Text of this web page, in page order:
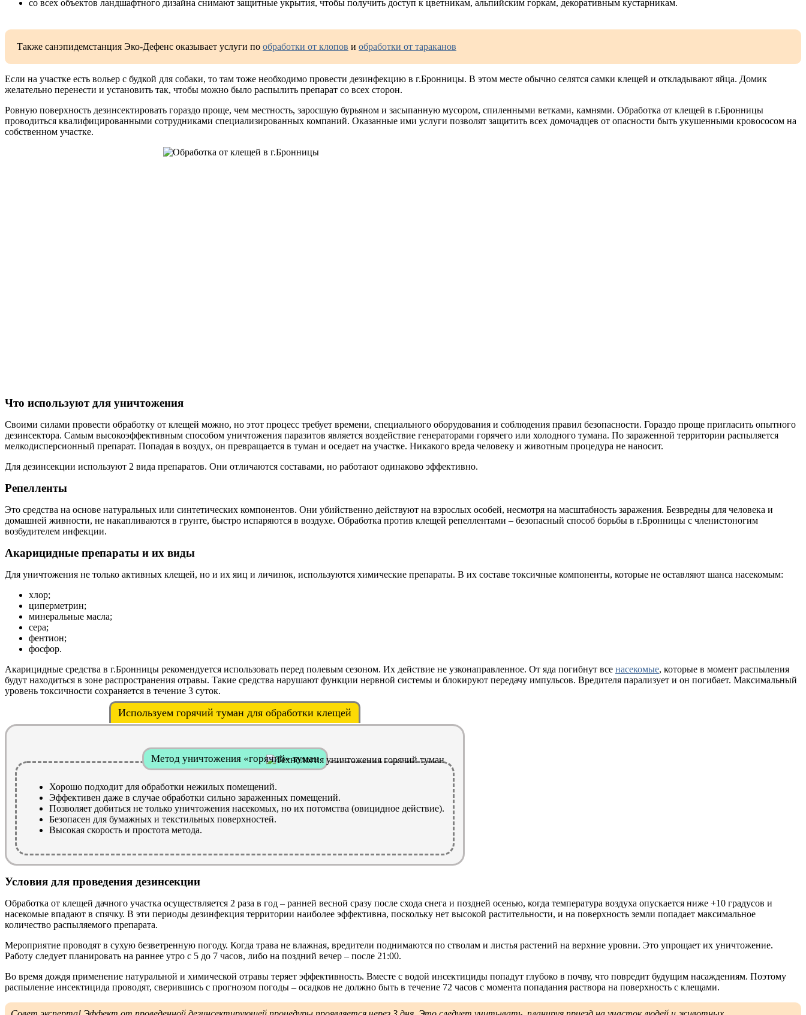
со всех объектов ландшафтного дизайна снимают защитные укрытия, чтобы получить доступ к цветникам, альпийским горкам, декоративным кустарникам.
Также санэпидемстанция Эко-Дефенс оказывает услуги по обработки от клопов и обработки от тараканов
Если на участке есть вольер с будкой для собаки, то там тоже необходимо провести дезинфекцию в г.Бронницы. В этом месте обычно селятся самки клещей и откладывают яйца. Домик
желательно перенести и установить так, чтобы можно было распылить препарат со всех сторон.
Ровную поверхность дезинсектировать гораздо проще, чем местность, заросшую бурьяном и засыпанную мусором, спиленными ветками, камнями. Обработка от клещей в г.Бронницы
проводиться квалифицированными сотрудниками специализированных компаний. Оказанные ими услуги позволят защитить всех домочадцев от опасности быть укушенными кровососом на
собственном участке.
Что используют для уничтожения
Своими силами провести обработку от клещей можно, но этот процесс требует времени, специального оборудования и соблюдения правил безопасности. Гораздо проще пригласить опытного
дезинсектора. Самым высокоэффективным способом уничтожения паразитов является воздействие генераторами горячего или холодного тумана. По зараженной территории распыляется
мелкодисперсионный препарат. Попадая в воздух, он превращается в туман и оседает на участке. Никакого вреда человеку и животным процедура не наносит.
Для дезинсекции используют 2 вида препаратов. Они отличаются составами, но работают одинаково эффективно.
Репелленты
Это средства на основе натуральных или синтетических компонентов. Они убийственно действуют на взрослых особей, несмотря на масштабность заражения. Безвредны для человека и
домашней живности, не накапливаются в грунте, быстро испаряются в воздухе. Обработка против клещей репеллентами – безопасный способ борьбы в г.Бронницы с членистоногим
возбудителем инфекции.
Акарицидные препараты и их виды
Для уничтожения не только активных клещей, но и их яиц и личинок, используются химические препараты. В их составе токсичные компоненты, которые не оставляют шанса насекомым:
хлор;
циперметрин;
минеральные масла;
сера;
фентион;
фосфор.
Акарицидные средства в г.Бронницы рекомендуется использовать перед полевым сезоном. Их действие не узконаправленное. От яда погибнут все насекомые, которые в момент распыления
будут находиться в зоне распространения отравы. Такие средства нарушают функции нервной системы и блокируют передачу импульсов. Вредителя парализует и он погибает. Максимальный
уровень токсичности сохраняется в течение 3 суток.
Используем горячий туман для обработки клещей
Метод уничтожения «горячий» туман
Хорошо подходит для обработки нежилых помещений.
Эффективен даже в случае обработки сильно зараженных помещений.
Позволяет добиться не только уничтожения насекомых, но их потомства (овицидное действие).
Безопасен для бумажных и текстильных поверхностей.
Высокая скорость и простота метода.
Условия для проведения дезинсекции
Обработка от клещей дачного участка осуществляется 2 раза в год – ранней весной сразу после схода снега и поздней осенью, когда температура воздуха опускается ниже +10 градусов и
насекомые впадают в спячку. В эти периоды дезинфекция территории наиболее эффективна, поскольку нет высокой растительности, и на поверхность земли попадает максимальное
количество распыляемого препарата.
Мероприятие проводят в сухую безветренную погоду. Когда трава не влажная, вредители поднимаются по стволам и листья растений на верхние уровни. Это упрощает их уничтожение.
Работу следует планировать на раннее утро с 5 до 7 часов, либо на поздний вечер – после 21:00.
Во время дождя применение натуральной и химической отравы теряет эффективность. Вместе с водой инсектициды попадут глубоко в почву, что повредит будущим насаждениям. Поэтому
распыление инсектицида проводят, сверившись с прогнозом погоды – осадков не должно быть в течение 72 часов с момента попадания раствора на поверхность с клещами.